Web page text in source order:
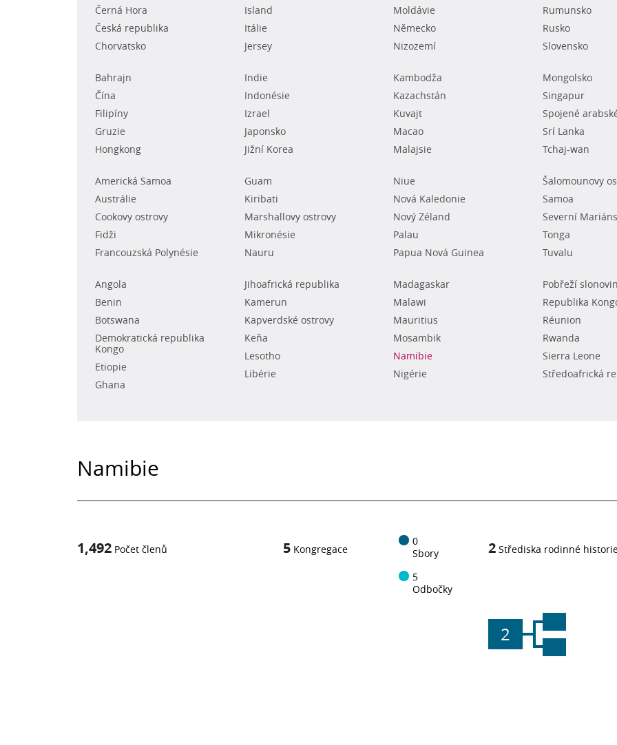
Černá Hora
Česká republika
Chorvatsko
Island
Itálie
Jersey
Moldávie
Německo
Nizozemí
Rumunsko
Rusko
Slovensko
Bahrajn
Čína
Filipíny
Gruzie
Hongkong
Indie
Indonésie
Izrael
Japonsko
Jižní Korea
Kambodža
Kazachstán
Kuvajt
Macao
Malajsie
Mongolsko
Singapur
Spojené
Srí Lanka
Tchaj-wan
Americká Samoa
Austrálie
Cookovy ostrovy
Fidži
Francouzská Polynésie
Guam
Kiribati
Marshallovy ostrovy
Mikronésie
Nauru
Niue
Nová Kaledonie
Nový Zéland
Palau
Papua Nová Guinea
Šalomounovy
Samoa
Severní
Tonga
Tuvalu
Angola
Benin
Botswana
Demokratická republika
Kongo
Etiopie
Ghana
Jihoafrická republika
Kamerun
Kapverdské ostrovy
Keňa
Lesotho
Libérie
Madagaskar
Malawi
Mauritius
Mosambik
Namibie
Nigérie
Pobřeží
Republika
Réunion
Rwanda
Sierra Leone
Středoafrická
Namibie
1,492 Počet členů 5 Kongregace
0
Sbory
5
Odbočky
2 Střediska rodinné
2